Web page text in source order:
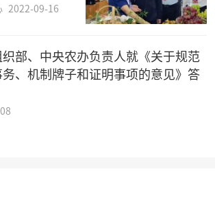
2022-09-16
部、中央农办负责人就《关于规范
、机制牌子和证明事项的意见》答